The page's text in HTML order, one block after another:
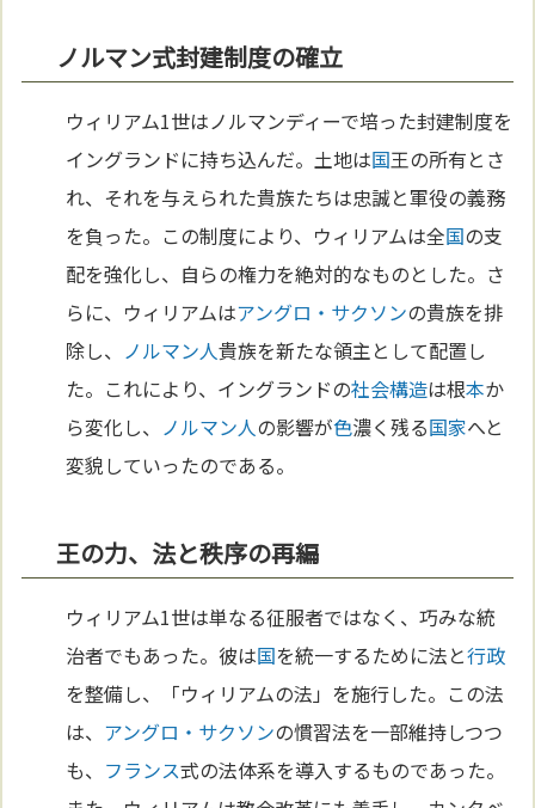
ノルマン式封建制度の確立
ウィリアム1世はノルマンディーで培った封建制度を
イングランドに持ち込んだ。土地は国王の所有とさ
れ、それを与えられた貴族たちは忠誠と軍役の義務
を負った。この制度により、ウィリアムは全国の支
配を強化し、自らの権力を絶対的なものとした。さ
らに、ウィリアムはアングロ・サクソンの貴族を排
除し、 ノルマン人貴族を新たな領主として配置し
た。これにより、イングランドの社会構造は根本か
ら変化し、 ノルマン人の影響が色濃く残る国家へと
変貌していったのである。
王の力、法と秩序の再編
ウィリアム1世は単なる征服者ではなく、巧みな統
治者でもあった。彼は国を統一するために法と行政
を整備し、「ウィリアムの法」を施行した。この法
は、 アングロ・サクソンの慣習法を一部維持しつつ
も、 フランス式の法体系を導入するものであった。